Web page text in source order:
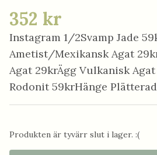
352 kr
Instagram 1/2Svamp Jade
Ametist/Mexikansk Agat
Agat 29krÄgg Vulkanisk
Rodonit 59krHänge
Produkten är tyvärr slut i lager. :(